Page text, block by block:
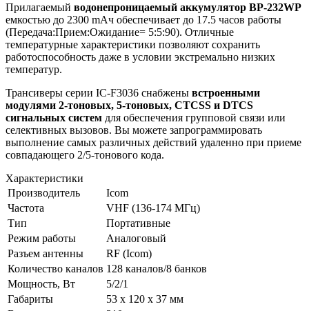
Прилагаемый водонепроницаемый аккумулятор BP-232WP
емкостью до 2300 mАч обеспечивает до 17.5 часов работы
(Передача:Прием:Ожидание= 5:5:90). Отличные
температурные характеристики позволяют сохранить
работоспособность даже в условии экстремально низких
температур.
Трансиверы серии IC-F3036 снабжены встроенными
модулями 2-тоновых, 5-тоновых, CTCSS и DTCS
сигнальных систем для обеспечения групповой связи или
селективных вызовов. Вы можете запрограммировать
выполнение самых различных действий удаленно при приеме
совпадающего 2/5-тонового кода.
Характеристики
Производитель
Icom
Частота
VHF (136-174 МГц)
Тип
Портативные
Режим работы
Аналоговый
Разъем антенны
RF (Icom)
Количество каналов 128 каналов/8 банков
Мощность, Вт
5/2/1
Габариты
53 х 120 х 37 мм